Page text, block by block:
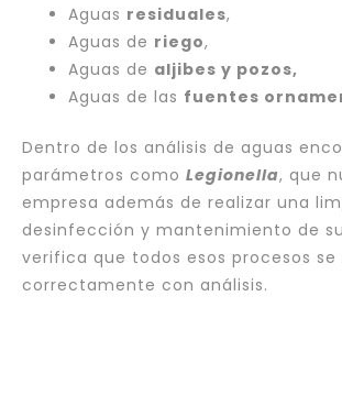
Aguas residuales,
Aguas de riego,
Aguas de aljibes y pozos,
Aguas de las fuentes
Dentro de los análisis de aguas
parámetros como Legionella, que
empresa además de realizar una
desinfección y mantenimiento de
verifica que todos esos procesos se
correctamente con análisis.